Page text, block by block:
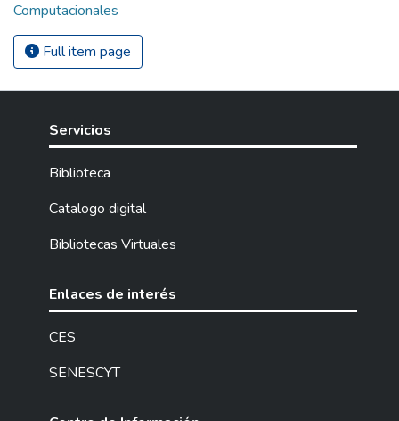
Computacionales
Full item page
Servicios
Biblioteca
Catalogo digital
Bibliotecas Virtuales
Enlaces de interés
CES
SENESCYT